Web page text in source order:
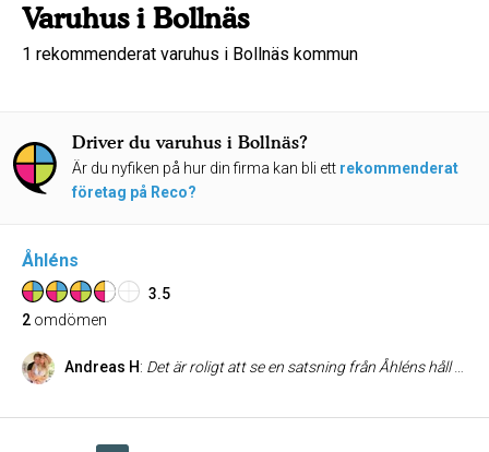
Varuhus i Bollnäs
1 rekommenderat varuhus i Bollnäs kommun
Driver du varuhus i Bollnäs?
Är du nyfiken på hur din firma kan bli ett rekommenderat
företag på Reco?
Åhléns
3.5
2 omdömen
Andreas H: Det är roligt att se en satsning från Åhléns håll att satsa på en liten stad som Bollnäs. Nyrenoverat och betydligt mer shoppingvänligt än någonsin. Man kan ju alltid hoppas på att de gått i bräschen för resten av staden!